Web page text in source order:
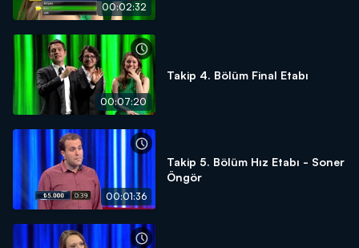
00:02:32
00:07:20
Takip 4. Bölüm Final Etabı
00:01:36
Takip 5. Bölüm Hız Etabı - Soner
Öngör